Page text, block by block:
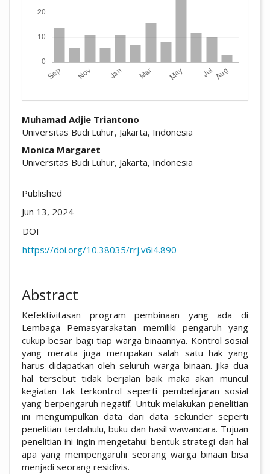
Muhamad Adjie Triantono
Universitas Budi Luhur, Jakarta, Indonesia
Monica Margaret
Universitas Budi Luhur, Jakarta, Indonesia
Published
Jun 13, 2024
DOI
https://doi.org/10.38035/rrj.v6i4.890
Abstract
Kefektivitasan program pembinaan yang ada di
Lembaga Pemasyarakatan memiliki pengaruh yang
cukup besar bagi tiap warga binaannya. Kontrol sosial
yang merata juga merupakan salah satu hak yang
harus didapatkan oleh seluruh warga binaan. Jika dua
hal tersebut tidak berjalan baik maka akan muncul
kegiatan tak terkontrol seperti pembelajaran sosial
yang berpengaruh negatif. Untuk melakukan penelitian
ini mengumpulkan data dari data sekunder seperti
penelitian terdahulu, buku dan hasil wawancara. Tujuan
penelitian ini ingin mengetahui bentuk strategi dan hal
apa yang mempengaruhi seorang warga binaan bisa
menjadi seorang residivis.